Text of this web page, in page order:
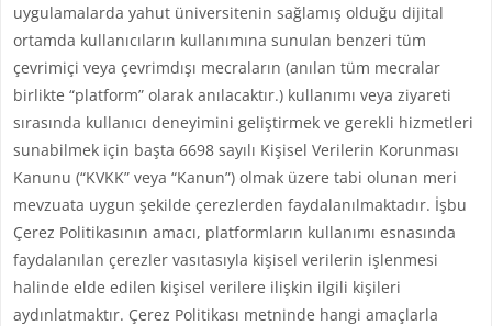
uygulamalarda yahut üniversitenin sağlamış olduğu dijital
ortamda kullanıcıların kullanımına sunulan benzeri tüm
çevrimiçi veya çevrimdışı mecraların (anılan tüm mecralar
birlikte “platform” olarak anılacaktır.) kullanımı veya ziyareti
sırasında kullanıcı deneyimini geliştirmek ve gerekli hizmetleri
sunabilmek için başta 6698 sayılı Kişisel Verilerin Korunması
Kanunu (“KVKK” veya “Kanun”) olmak üzere tabi olunan meri
mevzuata uygun şekilde çerezlerden faydalanılmaktadır. İşbu
Çerez Politikasının amacı, platformların kullanımı esnasında
faydalanılan çerezler vasıtasıyla kişisel verilerin işlenmesi
halinde elde edilen kişisel verilere ilişkin ilgili kişileri
aydınlatmaktır. Çerez Politikası metninde hangi amaçlarla